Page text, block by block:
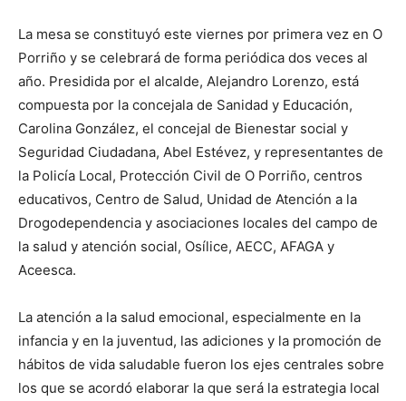
La mesa se constituyó este viernes por primera vez en O
Porriño y se celebrará de forma periódica dos veces al
año. Presidida por el alcalde, Alejandro Lorenzo, está
compuesta por la concejala de Sanidad y Educación,
Carolina González, el concejal de Bienestar social y
Seguridad Ciudadana, Abel Estévez, y representantes de
la Policía Local, Protección Civil de O Porriño, centros
educativos, Centro de Salud, Unidad de Atención a la
Drogodependencia y asociaciones locales del campo de
la salud y atención social, Osílice, AECC, AFAGA y
Aceesca.
La atención a la salud emocional, especialmente en la
infancia y en la juventud, las adiciones y la promoción de
hábitos de vida saludable fueron los ejes centrales sobre
los que se acordó elaborar la que será la estrategia local